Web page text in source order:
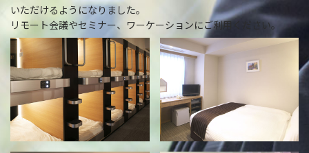
いただけるようになりました。
リモート会議やセミナー、ワーケーションにご利用ください。